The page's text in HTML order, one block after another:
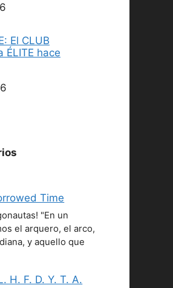
El CLUB
ÉLITE hace
Time
"En un
el arquero, el arco,
y aquello que
H. F. D. Y. T. A.